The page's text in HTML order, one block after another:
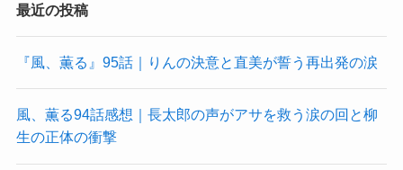
最近の投稿
『風、薫る』95話｜りんの決意と直美が誓う再出発の涙
風、薫る94話感想｜長太郎の声がアサを救う涙の回と柳
生の正体の衝撃